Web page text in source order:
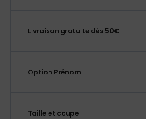
Livraison gratuite dès 50€
Option Prénom
Taille et coupe